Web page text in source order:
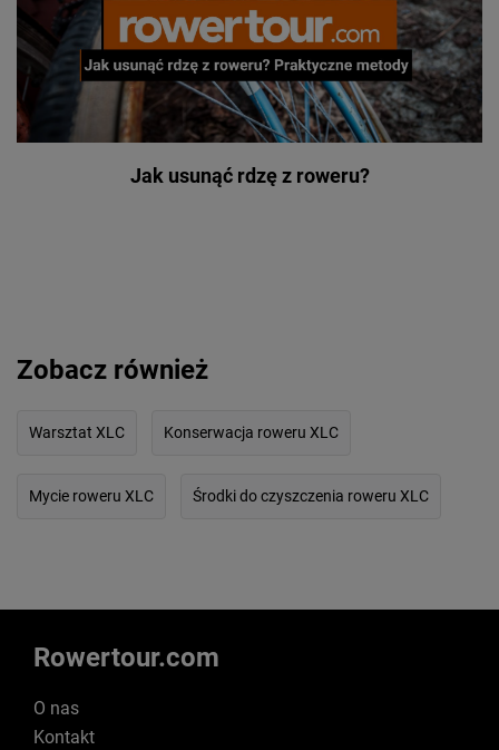
Jak usunąć rdzę z roweru?
Zobacz również
Warsztat XLC Konserwacja roweru XLC
Mycie roweru XLC Środki do czyszczenia roweru XLC
Rowertour.com
O nas
Kontakt